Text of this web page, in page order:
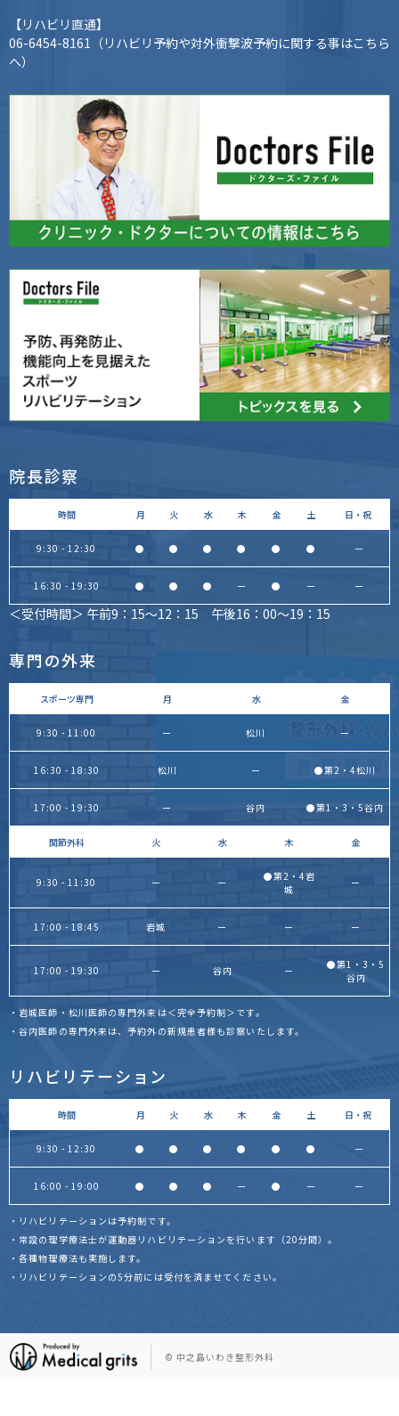
【リハビリ直通】
06-6454-8161 （リハビリ予約や対外衝撃波予約に関する事はこちら
へ）
院長診察
時間 月 火 水 木 金 土 日・祝
9:30 - 12:30 ● ● ● ● ● ● ー
16:30 - 19:30 ● ● ● ー ● ー ー
＜受付時間＞ 午前9：15～12：15 午後16：00～19：15
専門の外来
スポーツ専門 月 水 金
9:30 - 11:00 ー 松川 ー
16:30 - 18:30 松川 ー ●第2・4松川
17:00 - 19:30 ー 谷内 ●第1・3・5谷内
関節外科 火 水 木 金
9:30 - 11:30 ー ー
●第2・4岩
城
ー
17:00 - 18:45 岩城 ー ー ー
17:00 - 19:30 ー 谷内 ー
●第1・3・5
谷内
・岩城医師・松川医師の専門外来は＜完全予約制＞です。
・谷内医師の専門外来は、予約外の新規患者様も診察いたします。
リハビリテーション
時間 月 火 水 木 金 土 日・祝
9:30 - 12:30 ● ● ● ● ● ● ー
16:00 - 19:00 ● ● ● ー ● ー ー
・リハビリテーションは予約制です。
・常設の理学療法士が運動器リハビリテーションを行います（20分間）。
・各種物理療法も実施します。
・リハビリテーションの5分前には受付を済ませてください。
© 中之島いわき整形外科